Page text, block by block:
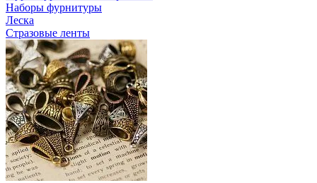
Наборы фурнитуры
Леска
Стразовые ленты